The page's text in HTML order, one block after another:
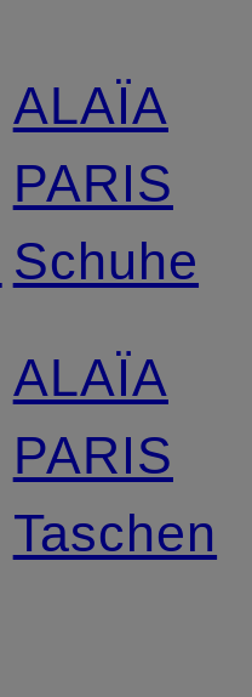
ALAÏA
PARIS
Schuhe
ALAÏA
PARIS
Taschen